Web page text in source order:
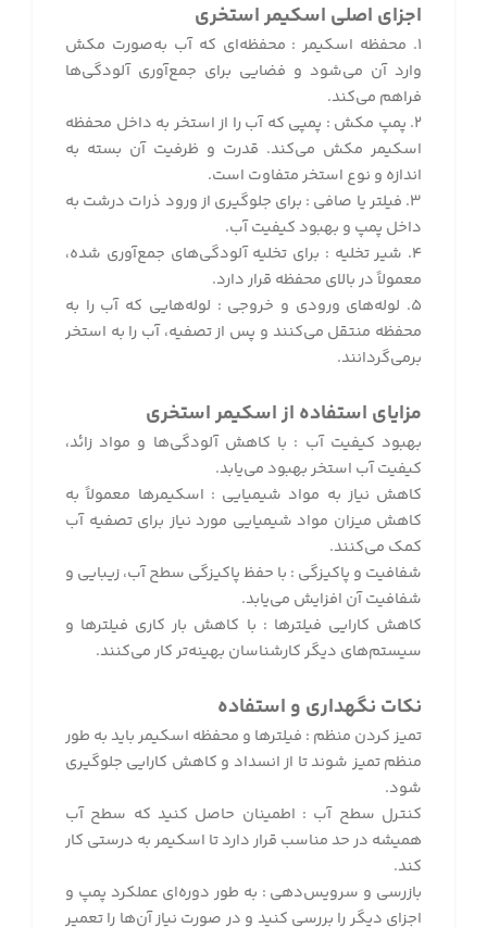
اجزای اصلی اسکیمر استخری
۱. محفظه اسکیمر : محفظه‌ای که آب به‌صورت مکش
وارد آن می‌شود و فضایی برای جمع‌آوری آلودگی‌ها
فراهم می‌کند.
۲. پمپ مکش : پمپی که آب را از استخر به داخل محفظه
اسکیمر مکش می‌کند. قدرت و ظرفیت آن بسته به
اندازه و نوع استخر متفاوت است.
۳. فیلتر یا صافی : برای جلوگیری از ورود ذرات درشت به
داخل پمپ و بهبود کیفیت آب.
۴. شیر تخلیه : برای تخلیه آلودگی‌های جمع‌آوری شده،
معمولاً در بالای محفظه قرار دارد.
۵. لوله‌های ورودی و خروجی : لوله‌هایی که آب را به
محفظه منتقل می‌کنند و پس از تصفیه، آب را به استخر
برمی‌گردانند.
مزایای استفاده از اسکیمر استخری
بهبود کیفیت آب : با کاهش آلودگی‌ها و مواد زائد،
کیفیت آب استخر بهبود می‌یابد.
کاهش نیاز به مواد شیمیایی : اسکیمرها معمولاً به
کاهش میزان مواد شیمیایی مورد نیاز برای تصفیه آب
کمک می‌کنند.
شفافیت و پاکیزگی : با حفظ پاکیزگی سطح آب، زیبایی و
شفافیت آن افزایش می‌یابد.
کاهش کارایی فیلترها : با کاهش بار کاری فیلترها و
سیستم‌های دیگر کارشناسان بهینه‌تر کار می‌کنند.
نکات نگهداری و استفاده
تمیز کردن منظم : فیلترها و محفظه اسکیمر باید به طور
منظم تمیز شوند تا از انسداد و کاهش کارایی جلوگیری
شود.
کنترل سطح آب : اطمینان حاصل کنید که سطح آب
همیشه در حد مناسب قرار دارد تا اسکیمر به درستی کار
کند.
بازرسی و سرویس‌دهی : به طور دوره‌ای عملکرد پمپ و
اجزای دیگر را بررسی کنید و در صورت نیاز آن‌ها را تعمیر